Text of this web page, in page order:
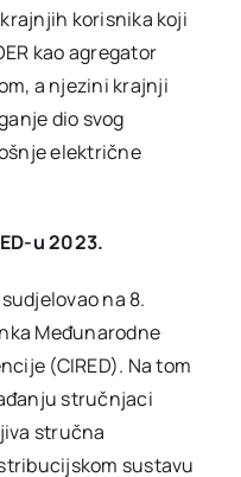
korisnika koji
kao agregator
a njezini krajnji
dio svog
električne
u 2023.
na 8.
Međunarodne
(CIRED). Na tom
stručnjaci
stručna
sustavu